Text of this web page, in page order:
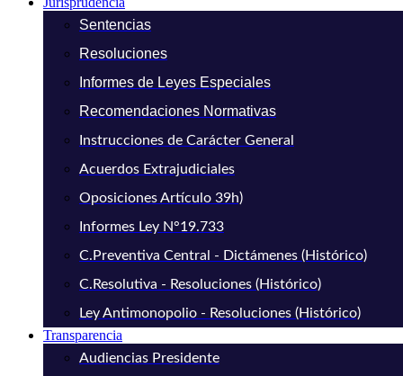
Sentencias
Resoluciones
Informes de Leyes Especiales
Recomendaciones Normativas
Instrucciones de Carácter General
Acuerdos Extrajudiciales
Oposiciones Artículo 39h)
Informes Ley N°19.733
C.Preventiva Central - Dictámenes (Histórico)
C.Resolutiva - Resoluciones (Histórico)
Ley Antimonopolio - Resoluciones (Histórico)
Transparencia
Audiencias Presidente